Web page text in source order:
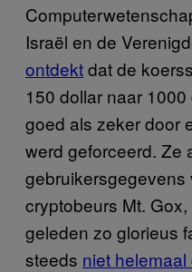
Israël en de
ontdektdat de
150 dollar naar
goed als zeker door
werd geforceerd. Ze
cryptobeurs Mt.
geleden zo glorieus
steeds niet helemaal